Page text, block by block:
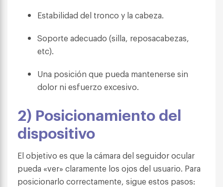
Estabilidad del tronco y la cabeza.
Soporte adecuado (silla, reposacabezas,
etc).
Una posición que pueda mantenerse sin
dolor ni esfuerzo excesivo.
2) Posicionamiento del
dispositivo
El objetivo es que la cámara del seguidor ocular
pueda «ver» claramente los ojos del usuario. Para
posicionarlo correctamente, sigue estos pasos: